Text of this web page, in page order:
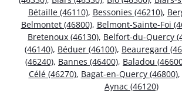
Bétaille (46110), Bessonies (46210),
Belmontet (46800), Belmont-Sainte-Foi
Bretenoux (46130), Belfort-du-Quercy
(46140), Béduer (46100), Beauregard
(46240), Bannes (46400), Baladou
Célé (46270), Bagat-en-Quercy (46800),
Aynac (46120)